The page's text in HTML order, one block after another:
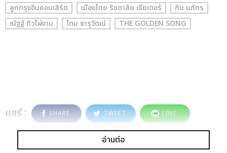
ลูกกรุงอินคอนเสิร์ต เมืองไทย รัชดาลัย เธียเตอร์
กัน นภัทร
ณัฐฐ์ ทิวไผ่งาม
โดม จารุวัฒน์ THE GOLDEN SONG
แชร์ : SHARE TWEET LINE
อ่านต่อ